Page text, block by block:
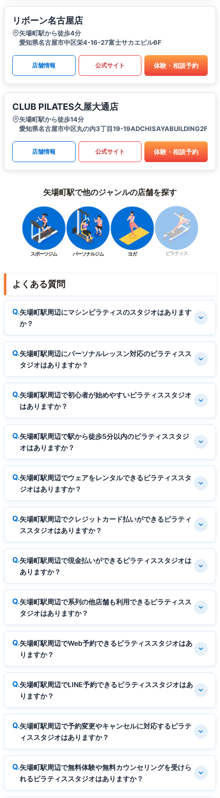
リボーン名古屋店
矢場町駅から徒歩4分
愛知県名古屋市中区栄4-16-27富士サカエビル6F
店舗情報 公式サイト 体験・相談予約
CLUB PILATES久屋大通店
矢場町駅から徒歩14分
愛知県名古屋市中区丸の内3丁目19-19ADCHISAYABUILDING2F
店舗情報 公式サイト 体験・相談予約
矢場町駅で他のジャンルの店舗を探す
スポーツジム パーソナルジム ヨガ ピラティス
よくある質問
矢場町駅周辺にマシンピラティスのスタジオはあります
か？
矢場町駅周辺にパーソナルレッスン対応のピラティスス
タジオはありますか？
矢場町駅周辺で初心者が始めやすいピラティススタジオ
はありますか？
矢場町駅周辺で駅から徒歩5分以内のピラティススタジ
オはありますか？
矢場町駅周辺でウェアをレンタルできるピラティススタ
ジオはありますか？
矢場町駅周辺でクレジットカード払いができるピラティ
ススタジオはありますか？
矢場町駅周辺で現金払いができるピラティススタジオは
ありますか？
矢場町駅周辺で系列の他店舗も利用できるピラティスス
タジオはありますか？
矢場町駅周辺でWeb予約できるピラティススタジオはあ
りますか？
矢場町駅周辺でLINE予約できるピラティススタジオはあ
りますか？
矢場町駅周辺で予約変更やキャンセルに対応するピラテ
ィススタジオはありますか？
矢場町駅周辺で無料体験や無料カウンセリングを受けら
れるピラティススタジオはありますか？